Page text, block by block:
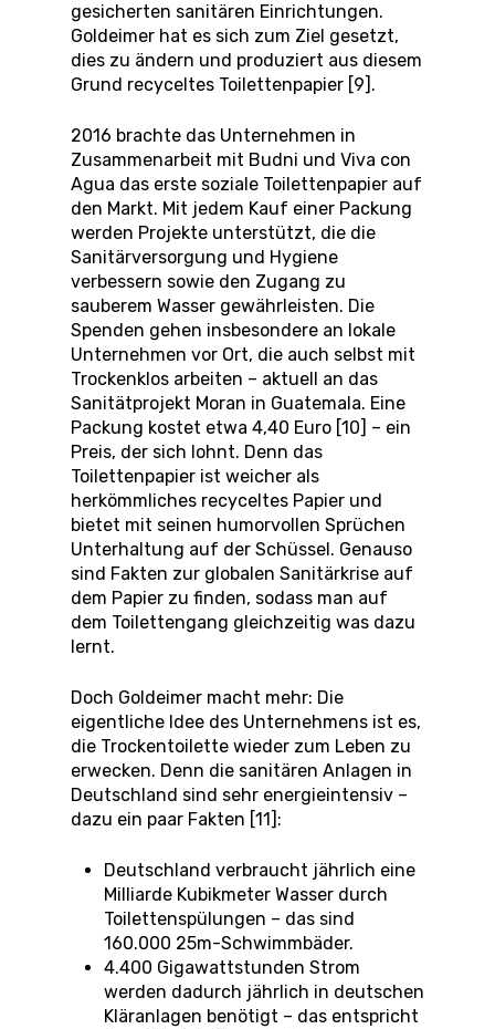
gesicherten sanitären Einrichtungen.
Goldeimer hat es sich zum Ziel gesetzt,
dies zu ändern und produziert aus diesem
Grund recyceltes Toilettenpapier [9].
2016 brachte das Unternehmen in
Zusammenarbeit mit Budni und Viva con
Agua das erste soziale Toilettenpapier auf
den Markt. Mit jedem Kauf einer Packung
werden Projekte unterstützt, die die
Sanitärversorgung und Hygiene
verbessern sowie den Zugang zu
sauberem Wasser gewährleisten. Die
Spenden gehen insbesondere an lokale
Unternehmen vor Ort, die auch selbst mit
Trockenklos arbeiten – aktuell an das
Sanitätprojekt Moran in Guatemala. Eine
Packung kostet etwa 4,40 Euro [10] – ein
Preis, der sich lohnt. Denn das
Toilettenpapier ist weicher als
herkömmliches recyceltes Papier und
bietet mit seinen humorvollen Sprüchen
Unterhaltung auf der Schüssel. Genauso
sind Fakten zur globalen Sanitärkrise auf
dem Papier zu finden, sodass man auf
dem Toilettengang gleichzeitig was dazu
lernt.
Doch Goldeimer macht mehr: Die
eigentliche Idee des Unternehmens ist es,
die Trockentoilette wieder zum Leben zu
erwecken. Denn die sanitären Anlagen in
Deutschland sind sehr energieintensiv –
dazu ein paar Fakten [11]:
Deutschland verbraucht jährlich eine
Milliarde Kubikmeter Wasser durch
Toilettenspülungen – das sind
160.000 25m-Schwimmbäder.
4.400 Gigawattstunden Strom
werden dadurch jährlich in deutschen
Kläranlagen benötigt – das entspricht